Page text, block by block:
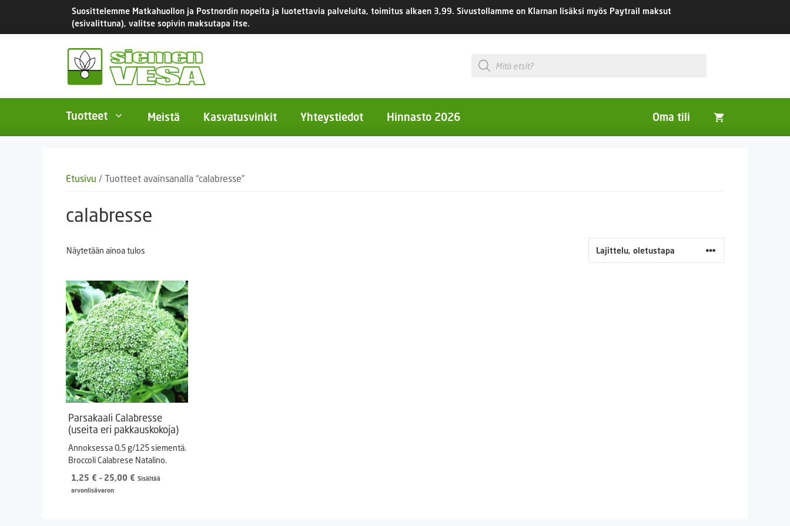
Suosittelemme Matkahuollon ja Postnordin nopeita ja luotettavia palveluita, toimitus alkaen 3,99. Sivustollamme on Klarnan lisäksi myös Paytrail maksut
(esivalittuna), valitse sopivin maksutapa itse.
Products
search
Tuotteet
Istukassipulit
Meistä Kasvatusvinkit Yhteystiedot Hinnasto 2026 Oma tili
Etusivu / Tuotteet avainsanalla “calabresse”
calabresse
Näytetään ainoa tulos
Parsakaali Calabresse
(useita eri pakkauskokoja)
Annoksessa 0,5 g/125 siementä.
Broccoli Calabrese Natalino.
1,25 € – 25,00 € Hintaluokka:
Sisältää
arvonlisäveron